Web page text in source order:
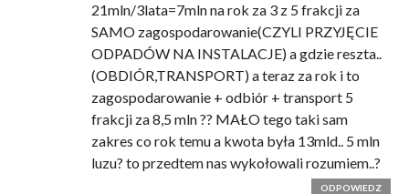
21mln/3lata=7mln na rok za 3 z 5 frakcji za
SAMO zagospodarowanie(CZYLI PRZYJĘCIE
ODPADÓW NA INSTALACJE) a gdzie reszta..
(OBDIÓR,TRANSPORT) a teraz za rok i to
zagospodarowanie + odbiór + transport 5
frakcji za 8,5 mln ?? MAŁO tego taki sam
zakres co rok temu a kwota była 13mld.. 5 mln
luzu? to przedtem nas wykołowali rozumiem..?
ODPOWIEDZ